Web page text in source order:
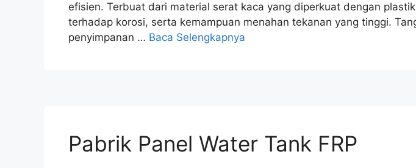
efisien. Terbuat dari material serat kaca yang diperkuat dengan
terhadap korosi, serta kemampuan menahan tekanan yang tinggi.
penyimpanan … Baca Selengkapnya
Pabrik Panel Water Tank FRP